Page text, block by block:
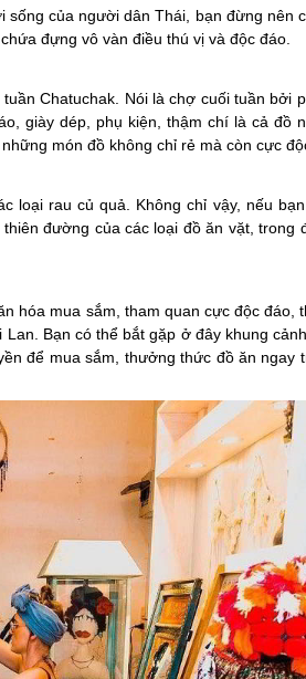
của người dân Thái, bạn đừng nên
đựng vô vàn điều thú vị và độc đáo.
Chatuchak. Nói là chợ cuối tuần bởi
giày dép, phụ kiện, thậm chí là cả đồ
món đồ không chỉ rẻ mà còn cực
loại rau củ quả. Không chỉ vậy, nếu
đường của các loại đồ ăn vặt, trong
hóa mua sắm, tham quan cực độc đáo,
Bạn có thể bắt gặp ở đây khung
để mua sắm, thưởng thức đồ ăn ngay